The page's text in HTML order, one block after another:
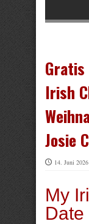
Gratis
Irish
Josie
14. Juni 2026
My
Date